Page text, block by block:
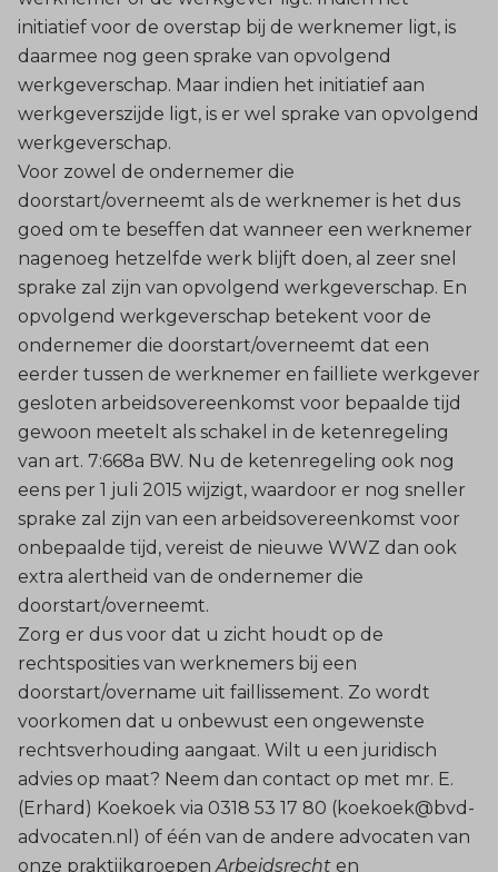
initiatief voor de overstap bij de werknemer ligt, is
daarmee nog geen sprake van opvolgend
werkgeverschap. Maar indien het initiatief aan
werkgeverszijde ligt, is er wel sprake van opvolgend
werkgeverschap.
Voor zowel de ondernemer die
doorstart/overneemt als de werknemer is het dus
goed om te beseffen dat wanneer een werknemer
nagenoeg hetzelfde werk blijft doen, al zeer snel
sprake zal zijn van opvolgend werkgeverschap. En
opvolgend werkgeverschap betekent voor de
ondernemer die doorstart/overneemt dat een
eerder tussen de werknemer en failliete werkgever
gesloten arbeidsovereenkomst voor bepaalde tijd
gewoon meetelt als schakel in de ketenregeling
van art. 7:668a BW. Nu de ketenregeling ook nog
eens per 1 juli 2015 wijzigt, waardoor er nog sneller
sprake zal zijn van een arbeidsovereenkomst voor
onbepaalde tijd, vereist de nieuwe WWZ dan ook
extra alertheid van de ondernemer die
doorstart/overneemt.
Zorg er dus voor dat u zicht houdt op de
rechtsposities van werknemers bij een
doorstart/overname uit faillissement. Zo wordt
voorkomen dat u onbewust een ongewenste
rechtsverhouding aangaat. Wilt u een juridisch
advies op maat? Neem dan contact op met mr. E.
(Erhard) Koekoek via 0318 53 17 80 (koekoek@bvd-
advocaten.nl) of één van de andere advocaten van
onze praktijkgroepen Arbeidsrecht en